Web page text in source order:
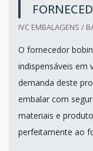
IVC EMBALAGENS /
O fornecedor
indispensáveis em
demanda deste
embalar com
materiais e
perfeitamente ao